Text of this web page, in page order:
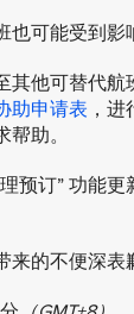
也可能受到影
其他可替代
助申请表 ，
助。
预订” 功能
的不便深表